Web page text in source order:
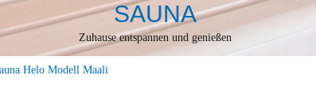
SAUNA
Zuhause entspannen und genießen